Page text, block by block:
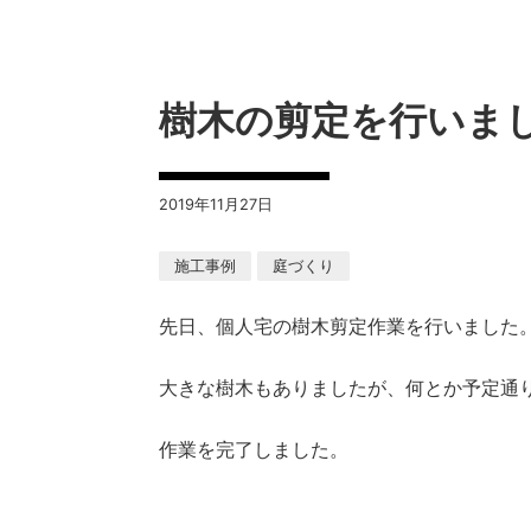
樹木の剪定を行いま
2019年11月27日
施工事例 庭づくり
先日、個人宅の樹木剪定作業を行いました。
大きな樹木もありましたが、何とか予定通
作業を完了しました。